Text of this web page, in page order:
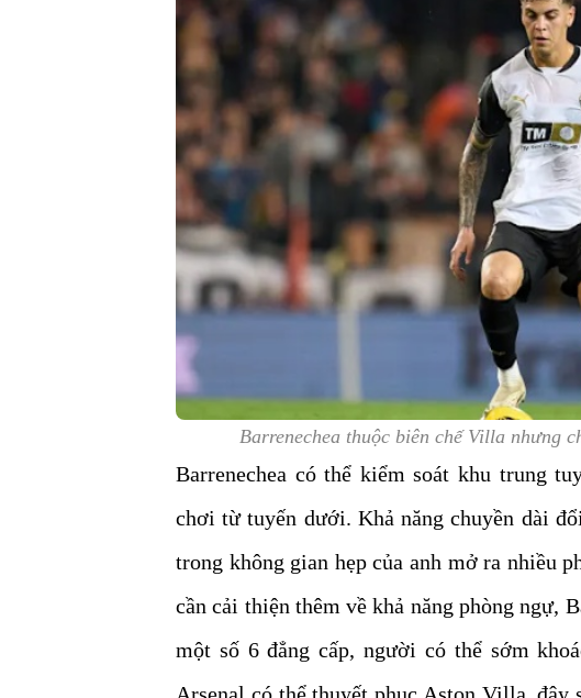
Barrenechea thuộc biên chế Villa nhưng
Barrenechea có thể kiểm soát khu trung
chơi từ tuyến dưới. Khả năng chuyền dài
trong không gian hẹp của anh mở ra nhiều
cần cải thiện thêm về khả năng phòng ngự,
một số 6 đẳng cấp, người có thể sớm